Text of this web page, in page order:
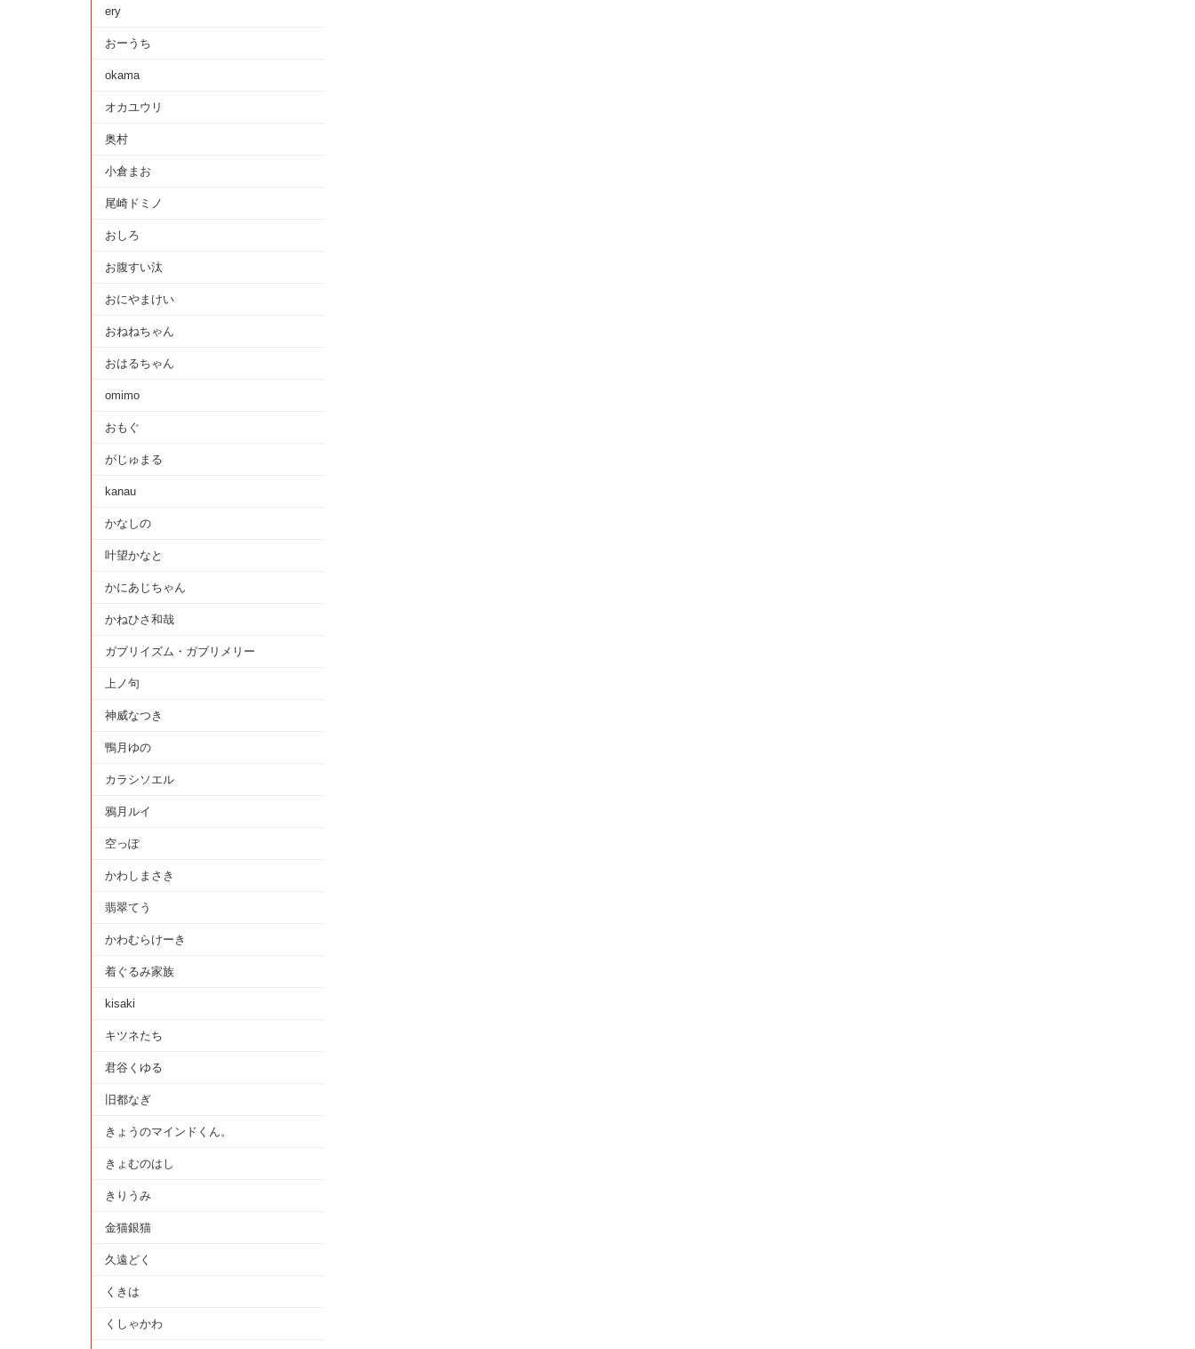
ery
おーうち
okama
オカユウリ
奥村
小倉まお
尾崎ドミノ
おしろ
お腹すい汰
おにやまけい
おねねちゃん
おはるちゃん
omimo
おもぐ
がじゅまる
kanau
かなしの
叶望かなと
かにあじちゃん
かねひさ和哉
ガブリイズム・ガブリメリー
上ノ句
神威なつき
鴨月ゆの
カラシソエル
鴉月ルイ
空っぽ
かわしまさき
翡翠てう
かわむらけーき
着ぐるみ家族
kisaki
キツネたち
君谷くゆる
旧都なぎ
きょうのマインドくん。
きょむのはし
きりうみ
金猫銀猫
久遠どく
くきは
くしゃかわ